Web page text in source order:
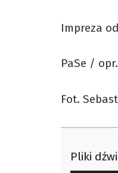
Impreza
PaSe /
Fot.
Pliki